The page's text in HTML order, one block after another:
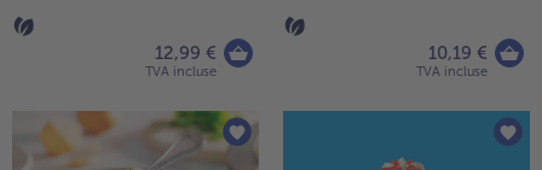
12,99 €
TVA incluse
10,19 €
TVA incluse